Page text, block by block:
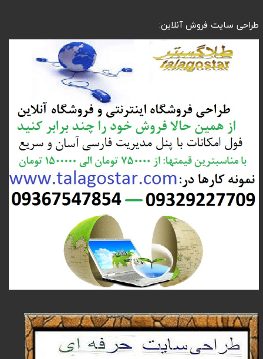
طراحی سایت فروش آنلاین: